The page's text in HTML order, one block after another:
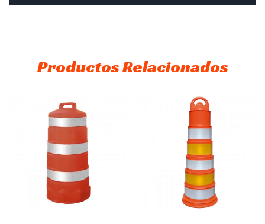
Productos Relacionados